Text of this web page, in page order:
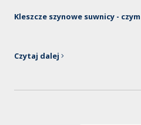
Kleszcze szynowe suwnicy - czym
Czytaj dalej